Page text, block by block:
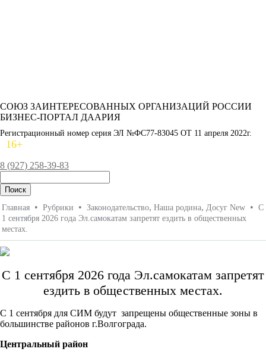
СОЮЗ ЗАИНТЕРЕСОВАННЫХ ОРГАНИЗАЦИЙ РОССИИ
БИЗНЕС-ПОРТАЛ ДААРИЯ
Регистрационный номер серия ЭЛ №ФС77-83045 ОТ 11 апреля 2022г.
16+
8 (927) 258-39-83
Главная • Рубрики • Законодательство, Наша родина, Досуг New • С
1 сентября 2026 года Эл.самокатам запретят ездить в общественных
местах.
С 1 сентября 2026 года Эл.самокатам запретят
ездить в общественных местах.
С 1 сентября для СИМ будут запрещены общественные зоны в
большинстве районов г.Волгограда.
Центральный район